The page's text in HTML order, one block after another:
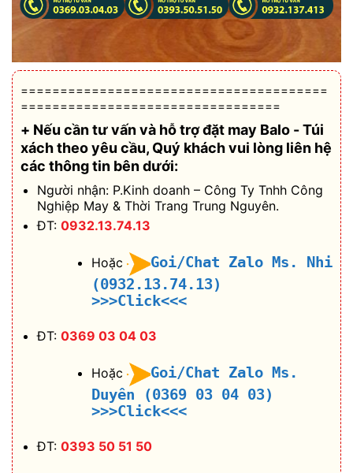
=======================================
=================================
+ Nếu cần tư vấn và hỗ trợđặt may Balo - Túi
xách theo yêu cầu, Quý khách vui lòng liên hệ
các thông tin bên dưới:
Người nhận: P.Kinh doanh – Công Ty Tnhh Công
Nghiệp May & Thời Trang Trung Nguyên.
ĐT: 0932.13.74.13
Hoặc
Goi/Chat Zalo Ms. Nhi
(0932.13.74.13)
>>>Click<<<
ĐT: 0369 03 04 03
Hoặc
Goi/Chat Zalo Ms.
Duyên (0369 03 04 03)
>>>Click<<<
ĐT: 0393 50 51 50